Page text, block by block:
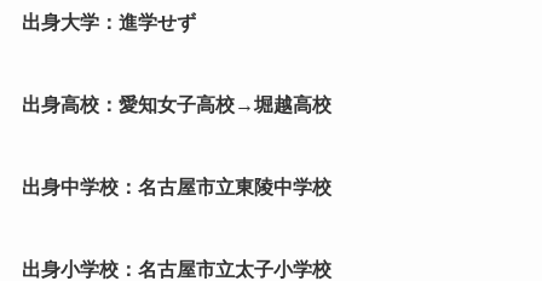
出身大学：進学せず
出身高校：愛知女子高校→堀越高校
出身中学校：名古屋市立東陵中学校
出身小学校：名古屋市立太子小学校